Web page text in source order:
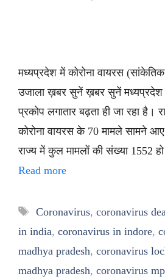
मध्यप्रदेश में कोरोना वायरस
उजाला ख़बर सुनें ख़बर सुनें मध्यप्रदेश
प्रकोप लगातार बढ़ता ही जा रहा है।
कोरोना वायरस के 70 मामले सामने
राज्य में कुल मामलों की संख्या 1552
Read more
Tags
Coronavirus, coronavirus
in india, coronavirus in indore,
madhya pradesh, coronavirus
madhya pradesh, coronavirus mp